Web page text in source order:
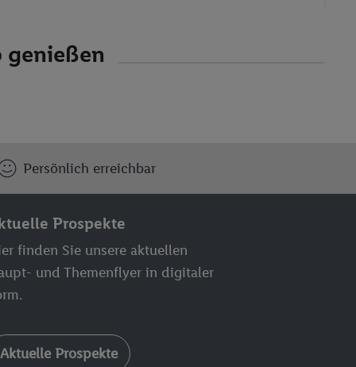
genießen
Persönlich erreichbar
Prospekte
finden Sie unsere aktuellen
und Themenflyer in digitaler
Aktuelle Prospekte